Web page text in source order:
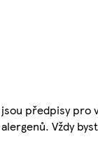
předpisy pro
Vždy